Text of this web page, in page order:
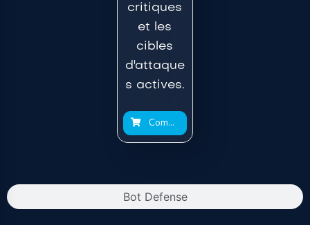
Bot Defense
critiques
et les
cibles
d'attaque
s actives.
Commander